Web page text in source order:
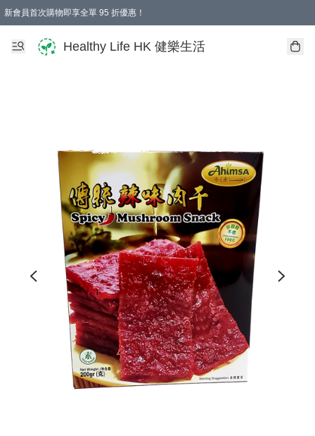
新會員首次購物即享全單 95 折優惠！
Healthy Life HK 健樂生活